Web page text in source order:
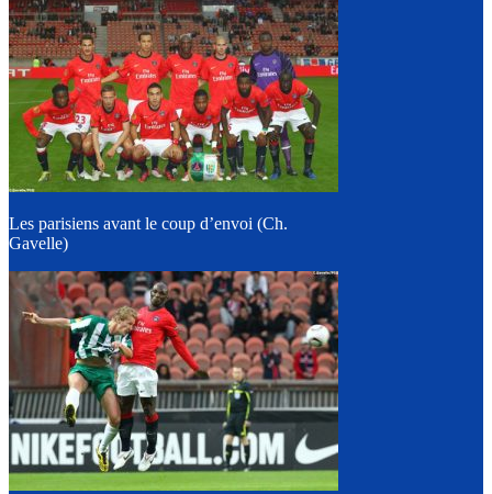
Les parisiens avant le coup d’envoi (Ch.
Gavelle)